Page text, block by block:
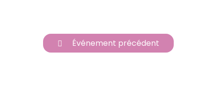
Événement précédent